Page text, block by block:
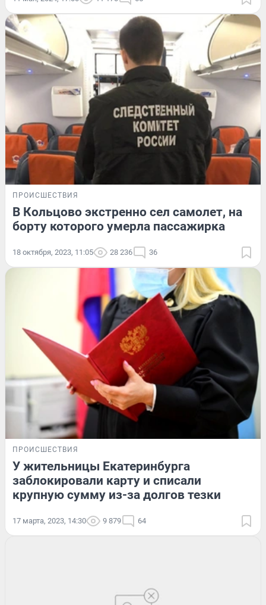
ПРОИСШЕСТВИЯ
В Кольцово экстренно сел самолет, на
борту которого умерла пассажирка
18 октября, 2023, 11:05 28 236 36
ПРОИСШЕСТВИЯ
У жительницы Екатеринбурга
заблокировали карту и списали
крупную сумму из-за долгов тезки
17 марта, 2023, 14:30 9 879 64